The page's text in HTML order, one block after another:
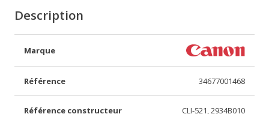
Description
Marque
Référence 34677001468
Référence constructeur CLI-521, 2934B010